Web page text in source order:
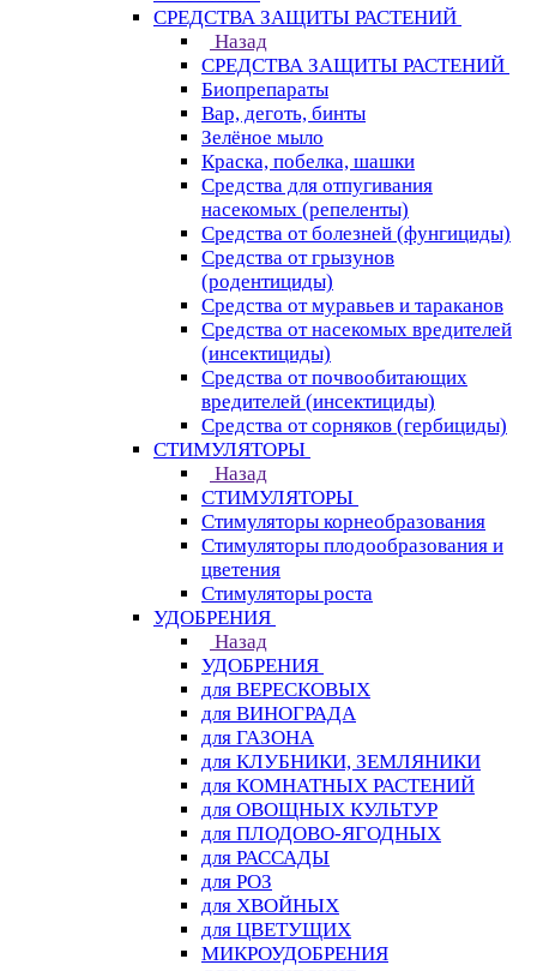
СРЕДСТВА ЗАЩИТЫ РАСТЕНИЙ
Назад
СРЕДСТВА ЗАЩИТЫ РАСТЕНИЙ
Биопрепараты
Вар, деготь, бинты
Зелёное мыло
Краска, побелка, шашки
Средства для отпугивания
насекомых (репеленты)
Средства от болезней (фунгициды)
Средства от грызунов
(родентициды)
Средства от муравьев и тараканов
Средства от насекомых вредителей
(инсектициды)
Средства от почвообитающих
вредителей (инсектициды)
Средства от сорняков (гербициды)
СТИМУЛЯТОРЫ
Назад
СТИМУЛЯТОРЫ
Стимуляторы корнеобразования
Стимуляторы плодообразования и
цветения
Стимуляторы роста
УДОБРЕНИЯ
Назад
УДОБРЕНИЯ
для ВЕРЕСКОВЫХ
для ВИНОГРАДА
для ГАЗОНА
для КЛУБНИКИ, ЗЕМЛЯНИКИ
для КОМНАТНЫХ РАСТЕНИЙ
для ОВОЩНЫХ КУЛЬТУР
для ПЛОДОВО-ЯГОДНЫХ
для РАССАДЫ
для РОЗ
для ХВОЙНЫХ
для ЦВЕТУЩИХ
МИКРОУДОБРЕНИЯ